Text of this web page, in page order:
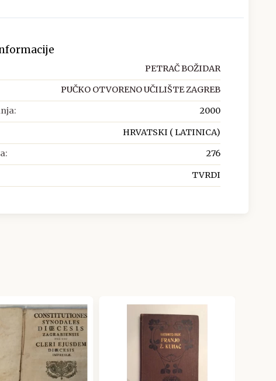
PETRAČ BOŽIDAR
PUČKO OTVORENO UČILIŠTE ZAGREB
2000
HRVATSKI ( LATINICA)
276
TVRDI